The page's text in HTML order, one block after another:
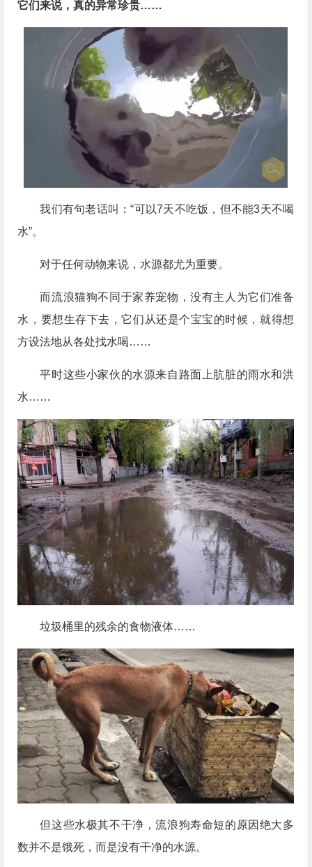
它们来说，真的异常珍贵……
我们有句老话叫：“可以7天不吃饭，但不能3天不喝
水”。
对于任何动物来说，水源都尤为重要。
而流浪猫狗不同于家养宠物，没有主人为它们准备
水，要想生存下去，它们从还是个宝宝的时候，就得想
方设法地从各处找水喝……
平时这些小家伙的水源来自路面上肮脏的雨水和洪
水……
垃圾桶里的残余的食物液体……
但这些水极其不干净，流浪狗寿命短的原因绝大多
数并不是饿死，而是没有干净的水源。